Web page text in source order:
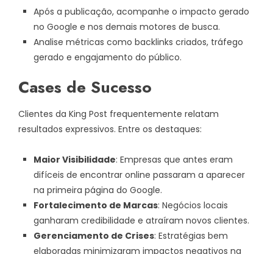
Após a publicação, acompanhe o impacto gerado
no Google e nos demais motores de busca.
Analise métricas como backlinks criados, tráfego
gerado e engajamento do público.
Cases de Sucesso
Clientes da King Post frequentemente relatam
resultados expressivos. Entre os destaques:
Maior Visibilidade: Empresas que antes eram
difíceis de encontrar online passaram a aparecer
na primeira página do Google.
Fortalecimento de Marcas: Negócios locais
ganharam credibilidade e atraíram novos clientes.
Gerenciamento de Crises: Estratégias bem
elaboradas minimizaram impactos negativos na